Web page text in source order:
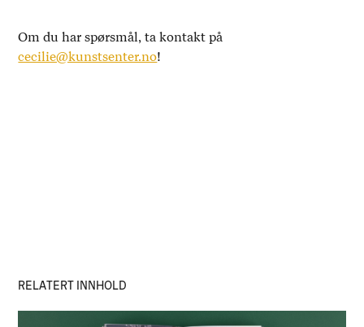
Om du har spørsmål, ta kontakt på
cecilie@kunstsenter.no!
RELATERT INNHOLD